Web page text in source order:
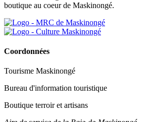
boutique au coeur de Maskinongé.
Coordonnées
Tourisme Maskinongé
Bureau d'information touristique
Boutique terroir et artisans